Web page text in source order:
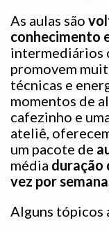
As aulas são
conhecimento
intermediários
promovem
técnicas e
momentos de
cafezinho e
ateliê,
um pacote de
média duração
vez por semana
Alguns tópicos